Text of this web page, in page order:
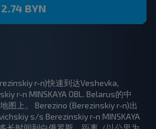
2.74 BYN
r-n)快速到达Veshevka,
r-n MINSKAYA OBL. Belarus的中
图上。 Berezino (Berezinskiy r-n)出
s/s Berezinskiy r-n MINSKAYA